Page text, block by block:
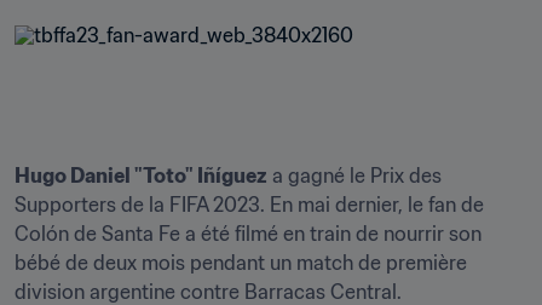
Hugo Daniel "Toto" Iñíguez a gagné le Prix des
Supporters de la FIFA 2023. En mai dernier, le fan de
Colón de Santa Fe a été filmé en train de nourrir son
bébé de deux mois pendant un match de première
division argentine contre Barracas Central.